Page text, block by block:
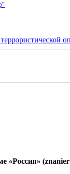
«Россия»